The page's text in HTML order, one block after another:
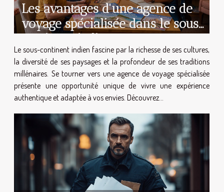
Les avantages d'une agence de
voyage spécialisée dans le sous-
continent indien
Le sous-continent indien fascine par la richesse de ses cultures,
la diversité de ses paysages et la profondeur de ses traditions
millénaires. Se tourner vers une agence de voyage spécialisée
présente une opportunité unique de vivre une expérience
authentique et adaptée à vos envies. Découvrez...